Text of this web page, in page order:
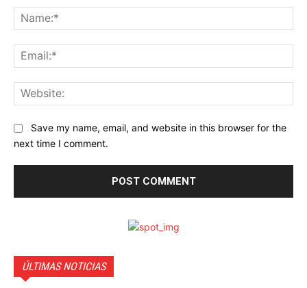
Save my name, email, and website in this browser for the
next time I comment.
ÚLTIMAS NOTICIAS